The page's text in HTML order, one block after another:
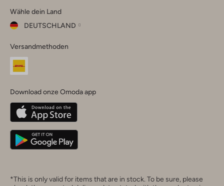
Instagram
Facebook
TikTok
Wähle dein Land
DEUTSCHLAND
dein
Land
Belgique(Français)
Deutschland
Versandmethoden
Download onze Omoda app
*This is only valid for items that are in stock. To be sure, please